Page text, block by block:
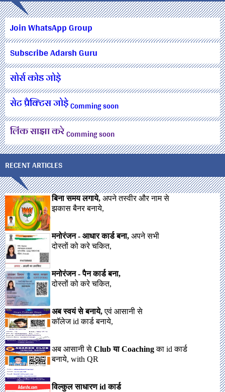
Join WhatsApp Group
Subscribe Adarsh Guru
सोर्स कोड जोड़े
सेट प्रैक्टिस जोड़ेComming soon
लिंक साझा करेComming soon
RECENT ARTICLES
बिना समय लगाये, अपने तस्वीर और नाम से
झकास बैनर बनाये,
मनोरंजन - आधार कार्ड बना, अपने सभी
दोस्तों को करे चकित,
मनोरंजन - पैन कार्ड बना,
दोस्तों को करे चकित,
अब स्वयं से बनाये,एवं आसानी से
कॉलेज id कार्ड बनाये,
अब आसानी से Club या Coachingका id कार्ड
बनाये, with QR
विल्कुल साधारण id कार्ड